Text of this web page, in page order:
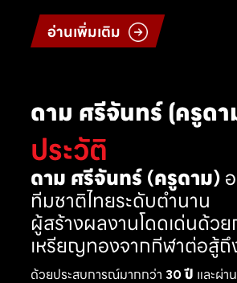
อ่านเพิ่มเติม
ดาม ศรีจันทร์ (ครูดา
ประวัติ
ดาม ศรีจันทร์ (ครูดาม)อ
ทีมชาติไทยระดับตำนาน
ผู้สร้างผลงานโดดเด่นด้วย
เหรียญทองจากกีฬาต่อสู้ถึ
ด้วยประสบการณ์มากกว่า 30 ปี และผ่า